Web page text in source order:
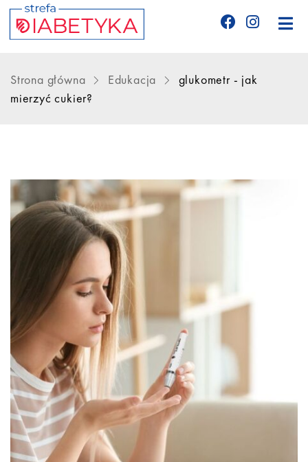
Glukometry
Wyznania diabetyka
Do pobrania
Kontakt
Strona główna Edukacja
glukometr - jak
mierzyć cukier?